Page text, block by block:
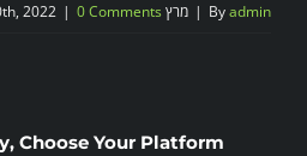
Byadmin
| מרץ 10th, 2022 | 0 Comments
Choose Your Platform!